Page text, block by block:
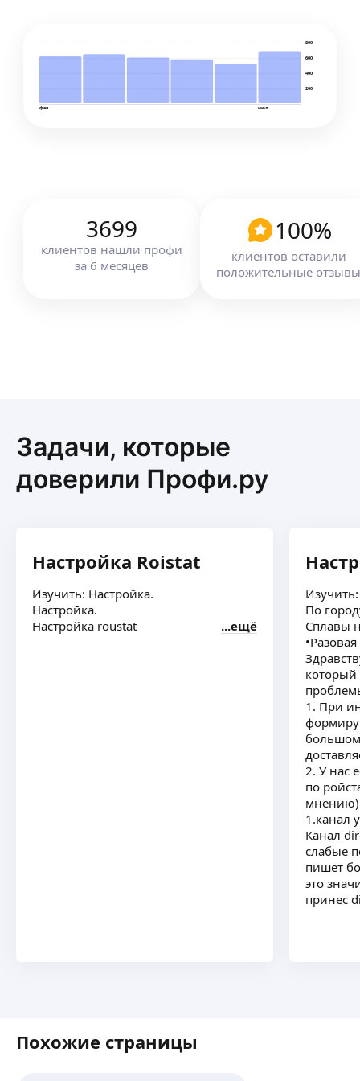
200
400
600
800
фев июл
3699
клиентов нашли профи
за 6 месяцев
100%
клиентов оставили
положительные отзывы
Задачи, которые
доверили Профи.ру
Настройка Roistat
Изучить: Настройка.
Настройка.
Настройка roustat
ещё
По
Сплавы
который
1. При
большом
2. У нас
по
мнению)
1.канал
Канал
слабые
пишет
это
принес
Похожие страницы